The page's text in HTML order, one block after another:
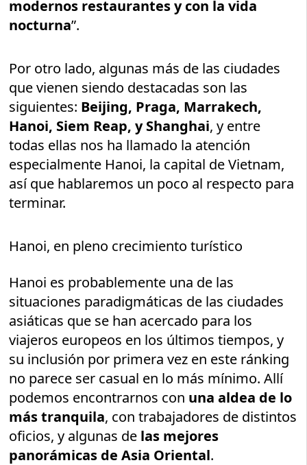
modernos restaurantes y con la vida
nocturna”.
Por otro lado, algunas más de las ciudades
que vienen siendo destacadas son las
siguientes: Beijing, Praga, Marrakech,
Hanoi, Siem Reap, y Shanghai, y entre
todas ellas nos ha llamado la atención
especialmente Hanoi, la capital de Vietnam,
así que hablaremos un poco al respecto para
terminar.
Hanoi, en pleno crecimiento turístico
Hanoi es probablemente una de las
situaciones paradigmáticas de las ciudades
asiáticas que se han acercado para los
viajeros europeos en los últimos tiempos, y
su inclusión por primera vez en este ránking
no parece ser casual en lo más mínimo. Allí
podemos encontrarnos con una aldea de lo
más tranquila, con trabajadores de distintos
oficios, y algunas de las mejores
panorámicas de Asia Oriental.